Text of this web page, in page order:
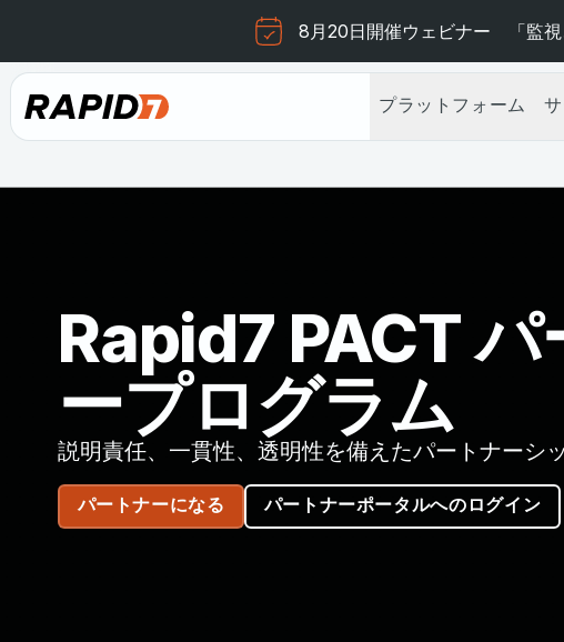
8月20日開催ウェビナー 「監視
プラットフォーム
Rapid7 PACT パ
ープログラム
説明責任、一貫性、透明性を備えたパートナーシ
パートナーになる パートナーポータルへのログイン